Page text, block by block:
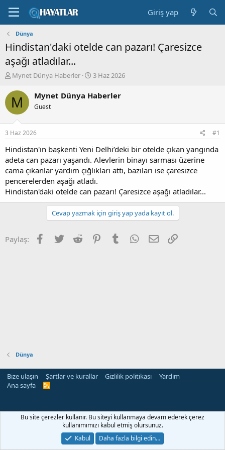
Giriş yap
Dünya
Hindistan'daki otelde can pazarı! Çaresizce
aşağı atladılar...
K
n
b
u
u
b
a
ş
l
a
t
a
n
Mynet Dünya Haberler
B
ş
ç
a
r
i
h
i
3 Haz 2026
M Mynet Dünya Haberler
Guest
3 Haz 2026 #1
Hindistan'ın başkenti Yeni Delhi’deki bir otelde çıkan yangında
adeta can pazarı yaşandı. Alevlerin binayı sarması üzerine
cama çıkanlar yardım çığlıkları attı, bazıları ise çaresizce
pencerelerden aşağı atladı.
Hindistan'daki otelde can pazarı! Çaresizce aşağı atladılar...
Cevap yazmak için giriş yap yada kayıt ol.
Paylaş: Facebook
Twitter Reddit PinterestTumblr WhatsApp
E-posta
Dünya
Bize ulaşın Şartlar ve kurallar Gizlilik politikası
Yardım
Ana sayfa
R
Bu site çerezler kullanır. Bu siteyi kullanmaya devam ederek çerez
kullanımımızı kabul etmiş olursunuz.
Kabul
Daha fazla bilgi edin…